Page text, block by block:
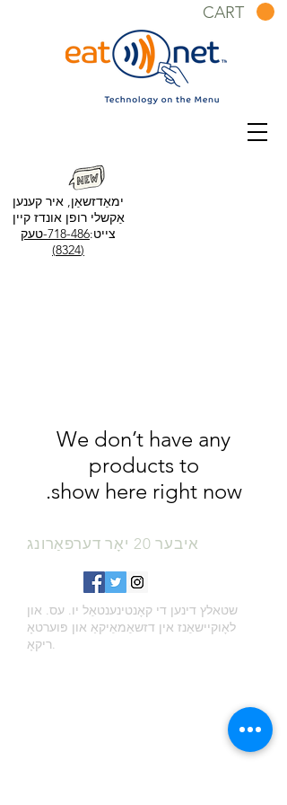
ימאַדזשאַן, איר קענען
אַקשלי רופן אונדז קיין
צייט:
718-486-טעק
(8324)
CART
We don’t have any
show here right now.
איבער 20 יאָר דערפאַרונג
שטאלץ דינען די קאָנטינענטאַל יו. עס. און
לאָוקיישאַנז אין דזשאַמאַיקאַ און פּוערטאָ
ריקאָ.